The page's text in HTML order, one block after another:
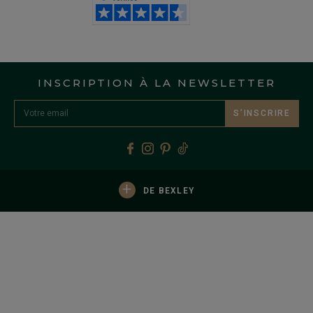
INSCRIPTION À LA NEWSLETTER
S’INSCRIRE
+ DE BEXLEY